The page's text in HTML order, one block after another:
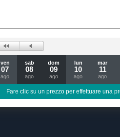
ven
07
ago
sab
08
ago
dom
09
ago
lun
10
ago
mar
11
ago
Fare clic su un prezzo per effettuare una